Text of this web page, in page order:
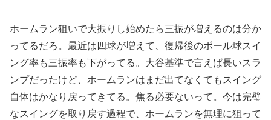
ホームラン狙いで大振りし始めたら三振が増えるのは分か
ってるだろ。最近は四球が増えて、復帰後のボール球スイ
ング率も三振率も下がってる。大谷基準で言えば長いスラ
ンプだったけど、ホームランはまだ出てなくてもスイング
自体はかなり戻ってきてる。焦る必要ないって。今は完璧
なスイングを取り戻す過程で、ホームランを無理に狙って